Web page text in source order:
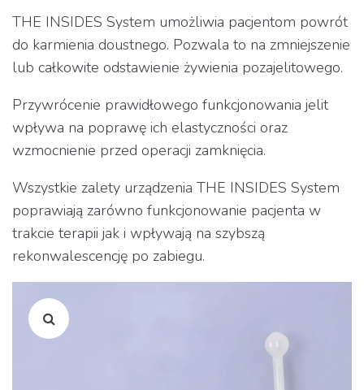
THE INSIDES System umożliwia pacjentom powrót
do karmienia doustnego. Pozwala to na zmniejszenie
lub całkowite odstawienie żywienia pozajelitowego.
Przywrócenie prawidłowego funkcjonowania jelit
wpływa na poprawę ich elastyczności oraz
wzmocnienie przed operacji zamknięcia.
Wszystkie zalety urządzenia THE INSIDES System
poprawiają zarówno funkcjonowanie pacjenta w
trakcie terapii jak i wpływają na szybszą
rekonwalescencję po zabiegu.